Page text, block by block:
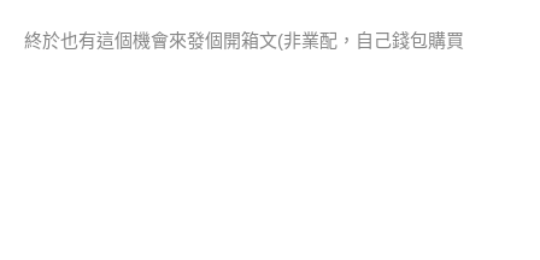
終於也有這個機會來發個開箱文(非業配，自己錢包購買